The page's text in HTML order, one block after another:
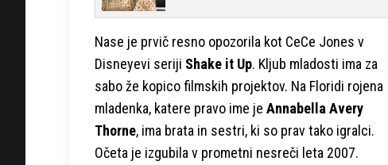
Nase je prvič resno opozorila kot CeCe Jones v
Disneyevi seriji Shake it Up. Kljub mladosti ima za
sabo že kopico filmskih projektov. Na Floridi rojena
mladenka, katere pravo ime je Annabella Avery
Thorne, ima brata in sestri, ki so prav tako igralci.
Očeta je izgubila v prometni nesreči leta 2007.